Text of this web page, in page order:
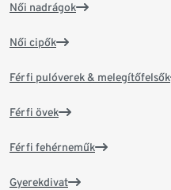
Női nadrágok
Női cipők
Férfi pulóverek & melegítőfelsők
Férfi övek
Férfi fehérneműk
Gyerekdivat